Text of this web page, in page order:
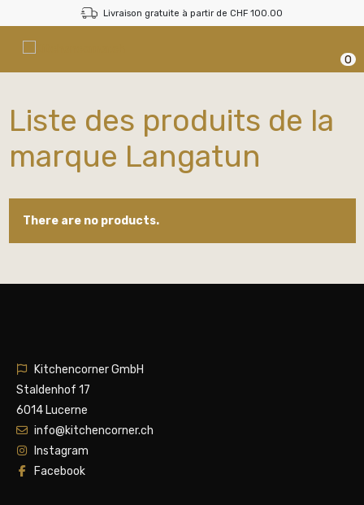
Livraison gratuite à partir de CHF 100.00
0
Liste des produits de la
marque Langatun
There are no products.
Kitchencorner GmbH
Staldenhof 17
6014 Lucerne
info@kitchencorner.ch
Instagram
Facebook